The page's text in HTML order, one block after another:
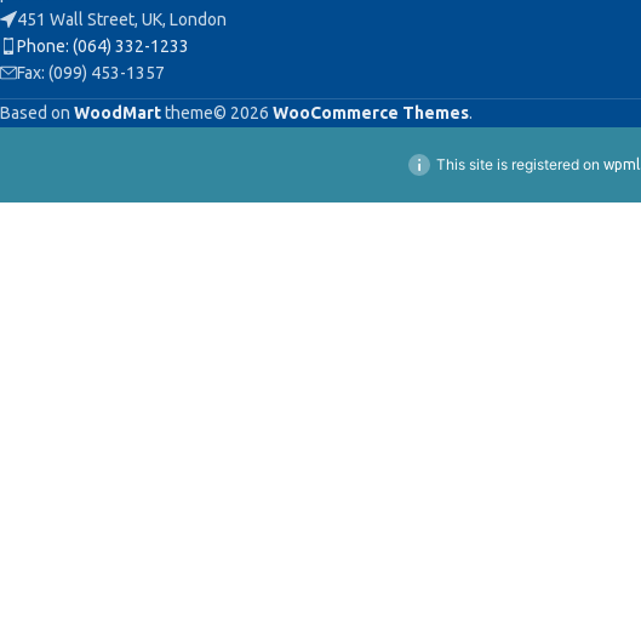
451 Wall Street, UK, London
Phone: (064) 332-1233
Fax: (099) 453-1357
Based on WoodMarttheme© 2026 WooCommerce Themes.
This site is registered on